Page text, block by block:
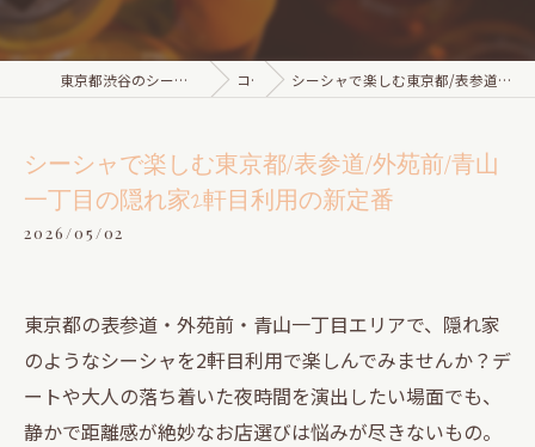
東京都渋谷のシーシャならami Luxury Bar & Shisha コラム シーシャで楽しむ東京都/表参道/外苑前/青山一丁目の隠れ家2軒目利用の新定番
シーシャで楽しむ東京都/表参道/外苑前/青山
一丁目の隠れ家2軒目利用の新定番
2026/05/02
東京都の表参道・外苑前・青山一丁目エリアで、隠れ家
のようなシーシャを2軒目利用で楽しんでみませんか？デ
ートや大人の落ち着いた夜時間を演出したい場面でも、
静かで距離感が絶妙なお店選びは悩みが尽きないもの。